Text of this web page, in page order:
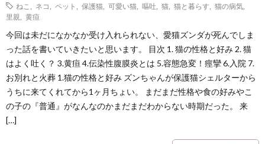
ねこ
ネコ ペット 保護猫 可愛い猫 嘔吐 猫 猫と暮らす 猫の病気
里親
黄疸
今回は未だになかなか受け入れられない、愛猫ズンダが死んでしま
った話を書いていきたいと思います。 目次 1. 猫の性格と好み 2. 猫
はよく吐く？ 3.黄疸 4.伝染性腹膜炎とは 5.容態急変！痙攣 6.入院 7.
お別れと火葬 1.猫の性格と好み ズンちゃんが保護猫シェルターから
うちに来てくれてから1ヶ月ちょい。 まだまだ性格や食の好みやこ
の子の『普通』がなんなのかまだまだわからない時期だった。 来
[…]